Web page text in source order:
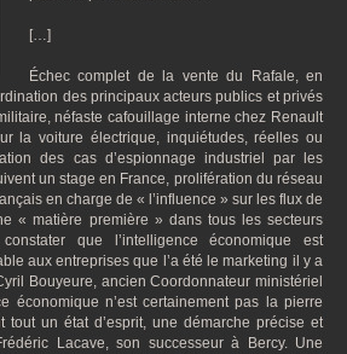
[…]
Échec complet de la vente du Rafale, en
des principaux acteurs publics et privés
néfaste cafouillage interne chez Renault
la voiture électrique, inquiétudes, réelles ou
des cas d’espionnage industriel par les
un stage en France, prolifération du réseau
en charge de « l’influence » sur les flux de
« matière première » dans tous les secteurs
que l’intelligence économique est
aux entreprises que l’a été le marketing il y a
Bouyeure, ancien Coordonnateur ministériel
économique n’est certainement pas la pierre
tout un état d’esprit, une démarche précise et
Lacave, son successeur à Bercy. Une